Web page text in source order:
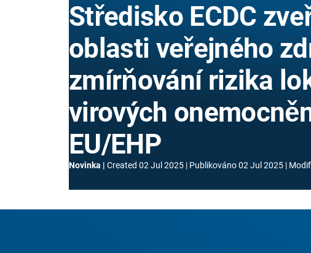
Středisko ECDC
oblasti veřejného
zmírňování rizika
virových
EU/EHP
Novinka Created 02 Jul 2025 Publikováno02 Jul 2025